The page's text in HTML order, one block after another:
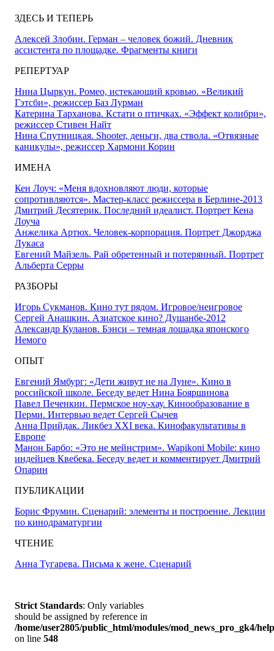
ЗДЕСЬ И ТЕПЕРЬ
Алексей Злобин. Герман – человек божий. Дневник
ассистента по площадке. Фрагменты книги
РЕПЕРТУАР
Нина Цыркун. Ромео, истекающий кровью. «Великий
Гэтсби», режиссер Баз Лурман
Катерина Тарханова. Кстати о птичках. «Эффект колибри»,
режиссер Стивен Найт
Нина Спутницкая. Shooter, деньги, два ствола. «Отвязные
каникулы», режиссер Хармони Корин
ИМЕНА
Кен Лоуч: «Меня вдохновляют люди, которые
сопротивляются». Мастер-класс режиссера в Берлине-2013
Дмитрий Десятерик. Последний идеалист. Портрет Кена
Лоуча
Анжелика Артюх. Человек-корпорация. Портрет Джорджа
Лукаса
Евгений Майзель. Рай обретенный и потерянный. Портрет
Альберта Серры
РАЗБОРЫ
Игорь Сукманов. Кино тут рядом. Игровое/неигровое
Сергей Анашкин. Азиатское кино? Душанбе-2012
Александр Куланов. Бэнси – темная лошадка японского
Немого
ОПЫТ
Евгений Ямбург: «Дети живут не на Луне». Кино в
российской школе. Беседу ведет Нина Бояршинова
Павел Печенкин. Пермское ноу-хау. Кинообразование в
Перми. Интервью ведет Сергей Сычев
Анна Прийдак. Ликбез XXI века. Кинофакультативы в
Европе
Манон Барбо: «Это не мейнстрим». Wapikoni Mobile: кино
индейцев Квебека. Беседу ведет и комментирует Дмитрий
Опарин
ПУБЛИКАЦИИ
Борис Фрумин. Сценарий: элементы и построение. Лекции
по кинодраматургии
ЧТЕНИЕ
Анна Тугарева. Письма к жене. Сценарий
Strict Standards: Only variables
should be assigned by reference in
/home/user2805/public_html/modules/mod_news_pro_gk4/
on line 548